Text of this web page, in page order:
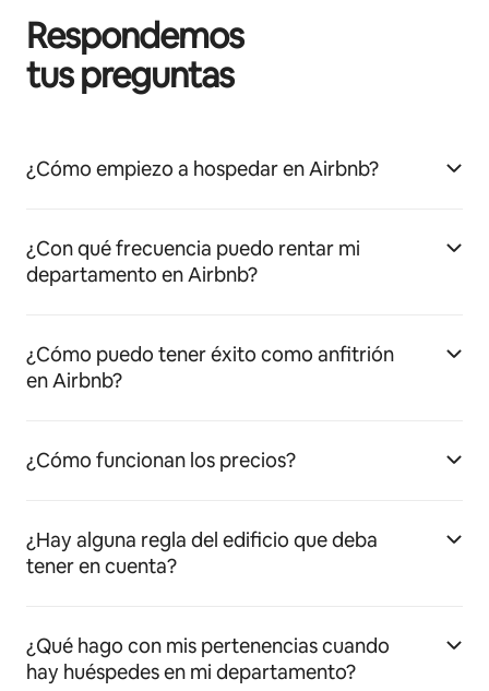
Respondemos
tus preguntas
¿Cómo empiezo a hospedar en Airbnb?
¿Con qué frecuencia puedo rentar mi
departamento en Airbnb?
¿Cómo puedo tener éxito como anfitrión
en Airbnb?
¿Cómo funcionan los precios?
¿Hay alguna regla del edificio que deba
tener en cuenta?
¿Qué hago con mis pertenencias cuando
hay huéspedes en mi departamento?